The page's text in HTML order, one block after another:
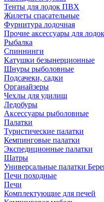
Тенты для лодок ПВХ
Жилеты спасательные
Фурнитура лодочная
Прочие аксессуары для лодок
Рыбалка
Спиннинги
Катушки безынерционные
Шнуры рыболовные
Подсачеки, садки
Органайзеры
Чехлы для удилищ
Ледобуры
Аксессуары рыболовные
Палатки
Туристические палатки
Кемпинговые палатки
Экспедиционные палатки
Шатры
Универсальные палатки
Печи походные
Печи
Комплектующие для печей